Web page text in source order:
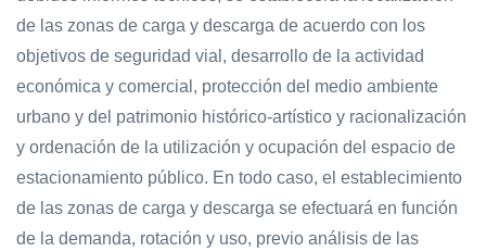
de las zonas de carga y descarga de acuerdo con los
objetivos de seguridad vial, desarrollo de la actividad
económica y comercial, protección del medio ambiente
urbano y del patrimonio histórico-artístico y racionalización
y ordenación de la utilización y ocupación del espacio de
estacionamiento público. En todo caso, el establecimiento
de las zonas de carga y descarga se efectuará en función
de la demanda, rotación y uso, previo análisis de las